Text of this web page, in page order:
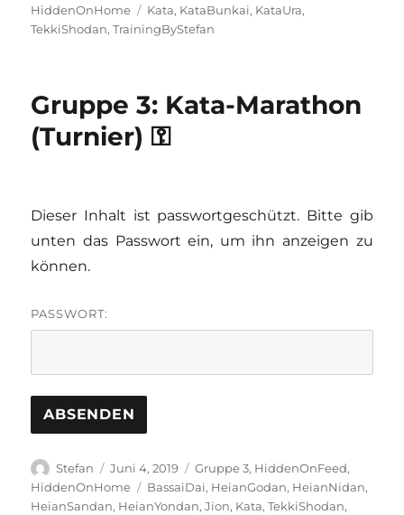
am
HiddenOnHome
Schlagwörter
Kata, KataBunkai, KataUra,
TekkiShodan,TrainingByStefan
Gruppe 3: Kata-Marathon
(Turnier) ⚿
Dieser Inhalt ist passwortgeschützt. Bitte gib
unten das Passwort ein, um ihn anzeigen zu
können.
PASSWORT:
Autor
Stefan
Veröffentlicht
am
Juni 4, 2019 Kategorien
Gruppe 3, HiddenOnFeed,
HiddenOnHome
Schlagwörter
BassaiDai, HeianGodan, HeianNidan,
HeianSandan, HeianYondan,Jion, Kata,TekkiShodan,